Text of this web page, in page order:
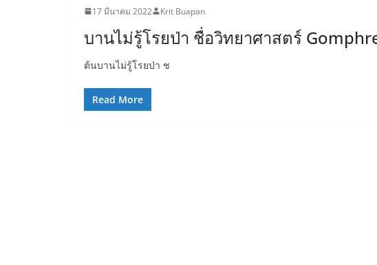
17 มีนาคม 2022 Krit Buapan
บานไม่รู้โรยป่า ชื่อวิทยาศาสตร์
ต้นบานไม่รู้โรยป่า ช
Read More